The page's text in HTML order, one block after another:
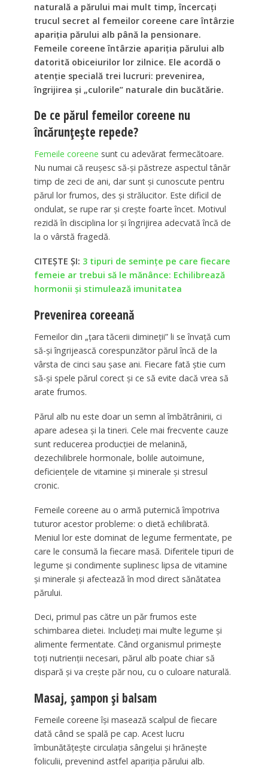
naturală a părului mai mult timp, încercați
trucul secret al femeilor coreene care întârzie
apariția părului alb până la pensionare.
Femeile coreene întârzie apariția părului alb
datorită obiceiurilor lor zilnice. Ele acordă o
atenție specială trei lucruri: prevenirea,
îngrijirea și „culorile” naturale din bucătărie.
De ce părul femeilor coreene nu
încărunțește repede?
Femeile coreene sunt cu adevărat fermecătoare.
Nu numai că reușesc să-și păstreze aspectul tânăr
timp de zeci de ani, dar sunt și cunoscute pentru
părul lor frumos, des și strălucitor. Este dificil de
ondulat, se rupe rar și crește foarte încet. Motivul
rezidă în disciplina lor și îngrijirea adecvată încă de
la o vârstă fragedă.
CITEȘTE ȘI: 3 tipuri de semințe pe care fiecare
femeie ar trebui să le mănânce: Echilibrează
hormonii și stimulează imunitatea
Prevenirea coreeană
Femeilor din „țara tăcerii dimineții” li se învață cum
să-și îngrijească corespunzător părul încă de la
vârsta de cinci sau șase ani. Fiecare fată știe cum
să-și spele părul corect și ce să evite dacă vrea să
arate frumos.
Părul alb nu este doar un semn al îmbătrânirii, ci
apare adesea și la tineri. Cele mai frecvente cauze
sunt reducerea producției de melanină,
dezechilibrele hormonale, bolile autoimune,
deficiențele de vitamine și minerale și stresul
cronic.
Femeile coreene au o armă puternică împotriva
tuturor acestor probleme: o dietă echilibrată.
Meniul lor este dominat de legume fermentate, pe
care le consumă la fiecare masă. Diferitele tipuri de
legume și condimente suplinesc lipsa de vitamine
și minerale și afectează în mod direct sănătatea
părului.
Deci, primul pas către un păr frumos este
schimbarea dietei. Includeți mai multe legume și
alimente fermentate. Când organismul primește
toți nutrienții necesari, părul alb poate chiar să
dispară și va crește păr nou, cu o culoare naturală.
Masaj, șampon și balsam
Femeile coreene își masează scalpul de fiecare
dată când se spală pe cap. Acest lucru
îmbunătățește circulația sângelui și hrănește
foliculii, prevenind astfel apariția părului alb.